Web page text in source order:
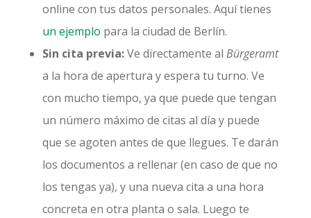
online con tus datos personales. Aquí tienes
un ejemplo para la ciudad de Berlín.
Sin cita previa:Ve directamente al Bürgeramt
a la hora de apertura y espera tu turno. Ve
con mucho tiempo, ya que puede que tengan
un número máximo de citas al día y puede
que se agoten antes de que llegues. Te darán
los documentos a rellenar (en caso de que no
los tengas ya), y una nueva cita a una hora
concreta en otra planta o sala. Luego te